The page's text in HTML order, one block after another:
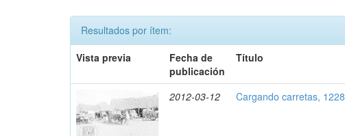
Resultados por ítem:
Vista previa
Fecha de
publicación
Título
2012-03-12 Cargando carretas, 1228